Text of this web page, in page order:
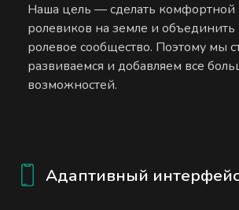
Наша цель — сделать комфортной
ролевиков на земле и
ролевое сообщество. Поэтому мы
развиваемся и добавляем все
возможностей.
Адаптивный